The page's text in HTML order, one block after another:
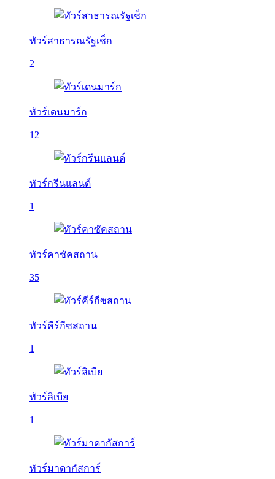
ทัวร์สาธารณรัฐเช็ก
2
ทัวร์เดนมาร์ก
12
ทัวร์กรีนแลนด์
1
ทัวร์คาซัคสถาน
35
ทัวร์คีร์กีซสถาน
1
ทัวร์ลิเบีย
1
ทัวร์มาดากัสการ์